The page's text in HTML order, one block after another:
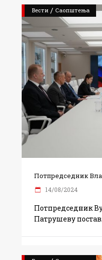
Вести / Саопштења
Потпредседник
14/08/2024
Потпредседник
Патрушеву